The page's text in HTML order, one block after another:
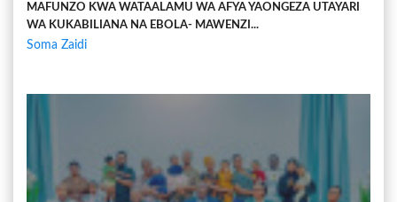
MAFUNZO KWA WATAALAMU WA AFYA YAONGEZA UTAYARI
WA KUKABILIANA NA EBOLA- MAWENZI...
Soma Zaidi